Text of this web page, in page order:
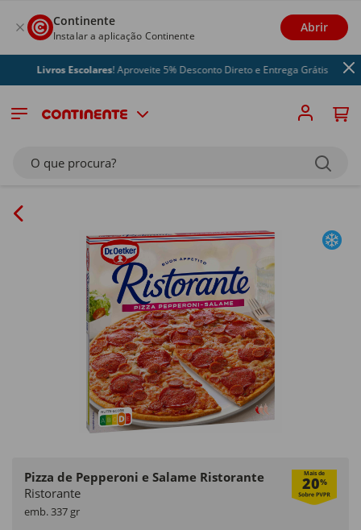
Continente
Instalar a aplicação Continente
Abrir
Livros Escolares! Aproveite 5% Desconto Direto e Entrega Grátis
O que procura?
Pizza de Pepperoni e Salame Ristorante Mais de
20%
Ristorante
emb. 337 gr